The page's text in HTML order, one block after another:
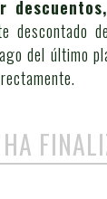
descontado
del último